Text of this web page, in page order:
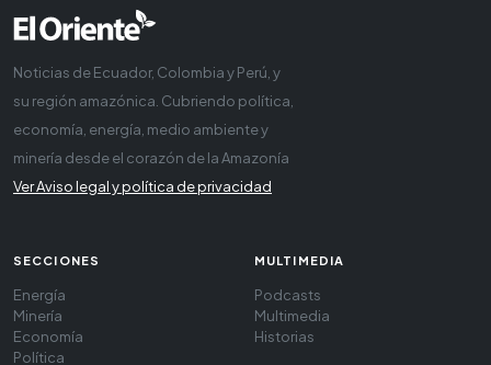
Noticias de Ecuador, Colombia y Perú, y
su región amazónica. Cubriendo política,
economía, energía, medio ambiente y
minería desde el corazón de la Amazonía
Ver Aviso legal y política de privacidad
SECCIONES
Energía
Minería
Economía
Política
MULTIMEDIA
Podcasts
Multimedia
Historias